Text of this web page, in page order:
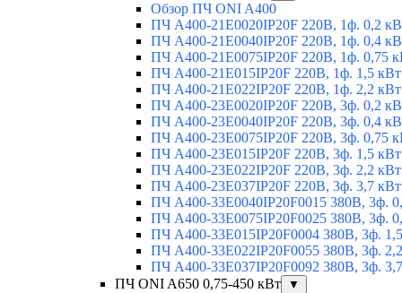
Обзор ПЧ ONI A400
ПЧ A400-21E0020IP20F 220В, 1ф. 0,2
ПЧ A400-21E0040IP20F 220В, 1ф. 0,4
ПЧ A400-21E0075IP20F 220В, 1ф. 0,75
ПЧ A400-21E015IP20F 220В, 1ф. 1,5 кВт
ПЧ A400-21E022IP20F 220В, 1ф. 2,2 кВт
ПЧ A400-23E0020IP20F 220В, 3ф. 0,2
ПЧ A400-23E0040IP20F 220В, 3ф. 0,4
ПЧ A400-23E0075IP20F 220В, 3ф. 0,75
ПЧ A400-23E015IP20F 220В, 3ф. 1,5 кВт
ПЧ A400-23E022IP20F 220В, 3ф. 2,2 кВт
ПЧ A400-23E037IP20F 220В, 3ф. 3,7 кВт
ПЧ A400-33E0040IP20F0015 380В, 3ф.
ПЧ A400-33E0075IP20F0025 380В, 3ф.
ПЧ A400-33E015IP20F0004 380В, 3ф.
ПЧ A400-33E022IP20F0055 380В, 3ф.
ПЧ A400-33E037IP20F0092 380В, 3ф.
ПЧ ONI A650 0,75-450 кВт
▼